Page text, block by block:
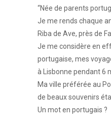
“Née de parents
Je me rends chaque
Riba de Ave, près de
⁠Je me considère en
portugaise, mes
à Lisbonne pendant 6
⁠Ma ville préférée au
de beaux souvenirs
⁠Un mot en portugais ?⁠